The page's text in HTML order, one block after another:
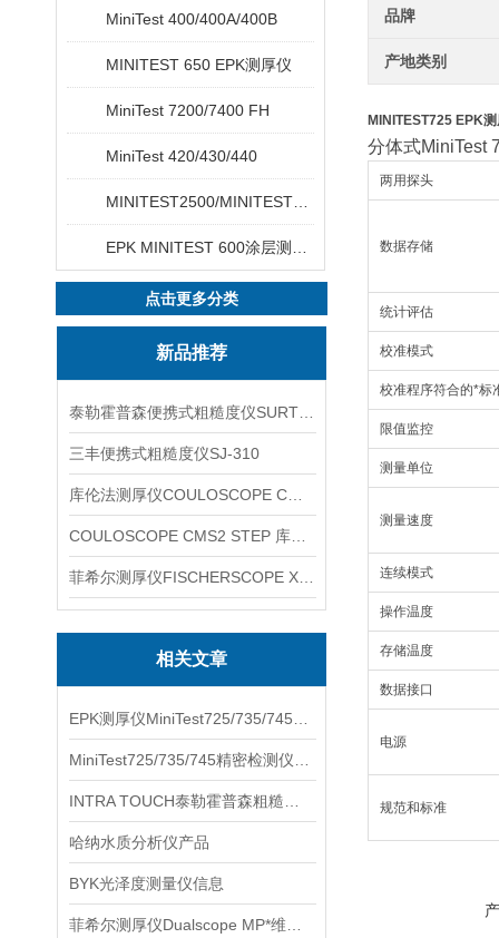
MiniTest 400/400A/400B
MINITEST 650 EPK测厚仪
MiniTest 7200/7400 FH
MiniTest 420/430/440
点击更多分类
新品推荐
三丰便携式粗糙度仪SJ-310
相关文章
哈纳水质分析仪产品
BYK光泽度测量仪信息
品牌
产地类别
MINITEST725 EPK
分体式MiniTest
两用探头
数据存储
统计评估
校准模式
校准程序符合的*标
限值监控
测量单位
测量速度
连续模式
操作温度
存储温度
数据接口
电源
规范和标准